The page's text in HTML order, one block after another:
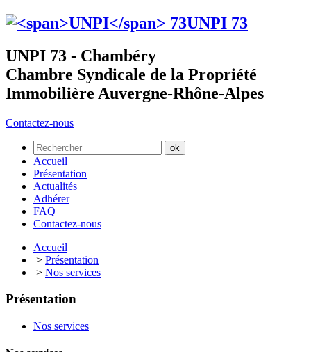
UNPI 73
UNPI 73 - Chambéry
Chambre Syndicale de la Propriété
Immobilière Auvergne-Rhône-Alpes
Contactez-nous
Accueil
Présentation
Actualités
Adhérer
FAQ
Contactez-nous
Accueil
> Présentation
> Nos services
Présentation
Nos services